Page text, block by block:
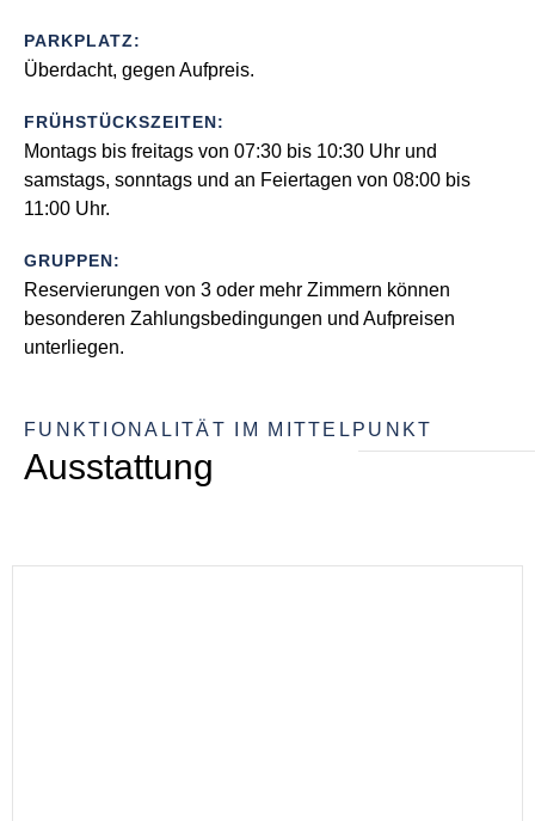
PARKPLATZ:
Überdacht, gegen Aufpreis.
FRÜHSTÜCKSZEITEN:
Montags bis freitags von 07:30 bis 10:30 Uhr und
samstags, sonntags und an Feiertagen von 08:00 bis
11:00 Uhr.
GRUPPEN:
Reservierungen von 3 oder mehr Zimmern können
besonderen Zahlungsbedingungen und Aufpreisen
unterliegen.
FUNKTIONALITÄT IM MITTELPUNKT
Ausstattung